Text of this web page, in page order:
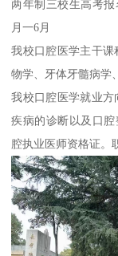
两年制三校生高考报
月一6月
我校口腔医学主干
物学、牙体牙髓病学
我校口腔医学就业
疾病的诊断以及口
腔执业医师资格证。